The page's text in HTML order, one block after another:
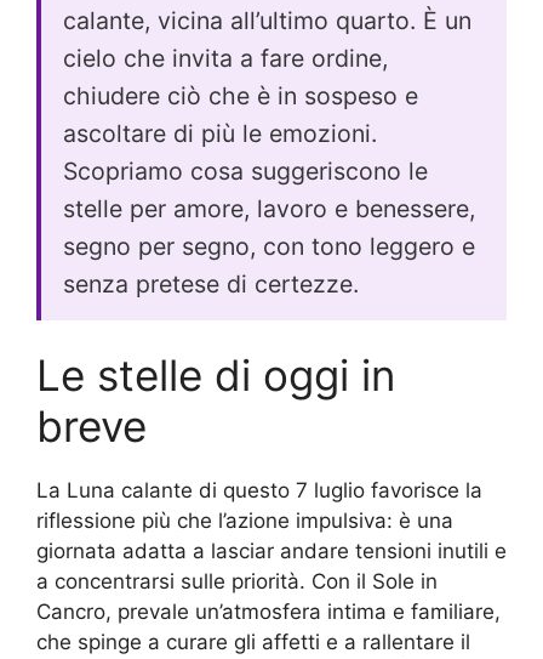
calante, vicina all’ultimo quarto. È un
cielo che invita a fare ordine,
chiudere ciò che è in sospeso e
ascoltare di più le emozioni.
Scopriamo cosa suggeriscono le
stelle per amore, lavoro e benessere,
segno per segno, con tono leggero e
senza pretese di certezze.
Le stelle di oggi in
breve
La Luna calante di questo 7 luglio favorisce la
riflessione più che l’azione impulsiva: è una
giornata adatta a lasciar andare tensioni inutili e
a concentrarsi sulle priorità. Con il Sole in
Cancro, prevale un’atmosfera intima e familiare,
che spinge a curare gli affetti e a rallentare il